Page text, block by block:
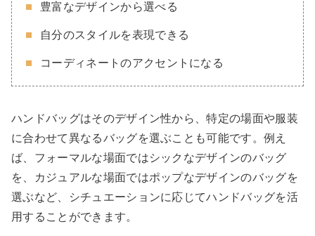
豊富なデザインから選べる
自分のスタイルを表現できる
コーディネートのアクセントになる
ハンドバッグはそのデザイン性から、特定の場面や服装
に合わせて異なるバッグを選ぶことも可能です。例え
ば、フォーマルな場面ではシックなデザインのバッグ
を、カジュアルな場面ではポップなデザインのバッグを
選ぶなど、シチュエーションに応じてハンドバッグを活
用することができます。